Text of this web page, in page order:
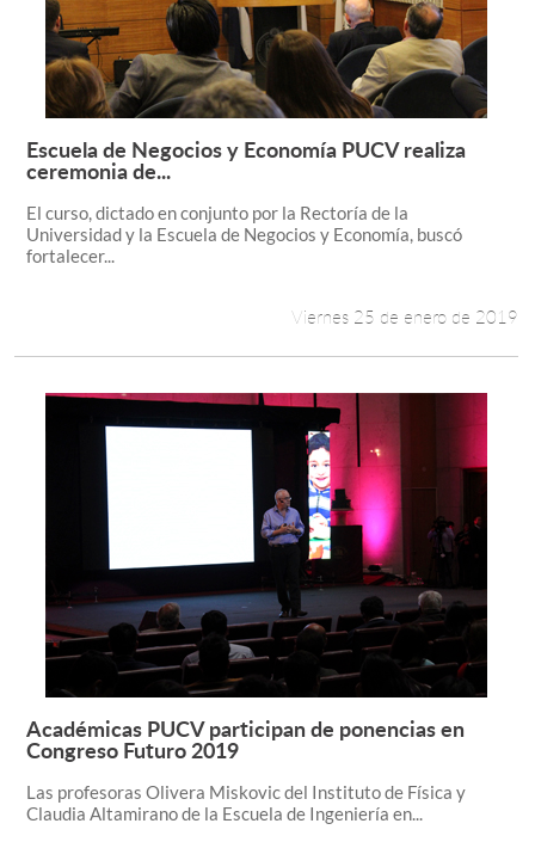
Leer más +
Escuela de Negocios y Economía PUCV realiza
ceremonia de...
El curso, dictado en conjunto por la Rectoría de la
Universidad y la Escuela de Negocios y Economía, buscó
fortalecer...
Viernes 25 de enero de 2019
Leer más +
Académicas PUCV participan de ponencias en
Congreso Futuro 2019
Las profesoras Olivera Miskovic del Instituto de Física y
Claudia Altamirano de la Escuela de Ingeniería en...